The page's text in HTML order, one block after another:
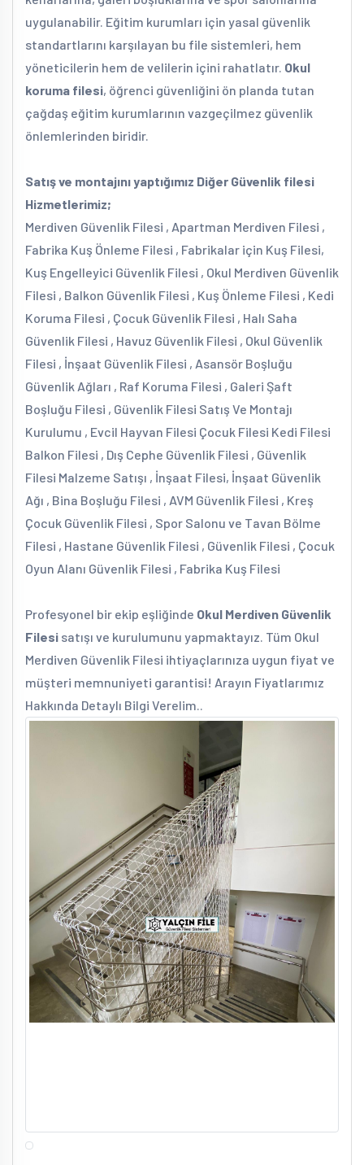
uygulanabilir. Eğitim kurumları için yasal güvenlik
standartlarını karşılayan bu file sistemleri, hem
yöneticilerin hem de velilerin içini rahatlatır. Okul
koruma filesi, öğrenci güvenliğini ön planda tutan
çağdaş eğitim kurumlarının vazgeçilmez güvenlik
önlemlerinden biridir.
Satış ve montajını yaptığımız Diğer Güvenlik filesi
Hizmetlerimiz;
Merdiven Güvenlik Filesi , Apartman Merdiven Filesi ,
Fabrika Kuş Önleme Filesi , Fabrikalar için Kuş Filesi,
Kuş Engelleyici Güvenlik Filesi , Okul Merdiven Güvenlik
Filesi , Balkon Güvenlik Filesi , Kuş Önleme Filesi , Kedi
Koruma Filesi , Çocuk Güvenlik Filesi , Halı Saha
Güvenlik Filesi , Havuz Güvenlik Filesi , Okul Güvenlik
Filesi , İnşaat Güvenlik Filesi , Asansör Boşluğu
Güvenlik Ağları , Raf Koruma Filesi , Galeri Şaft
Boşluğu Filesi , Güvenlik Filesi Satış Ve Montajı
Kurulumu , Evcil Hayvan Filesi Çocuk Filesi Kedi Filesi
Balkon Filesi , Dış Cephe Güvenlik Filesi , Güvenlik
Filesi Malzeme Satışı , İnşaat Filesi, İnşaat Güvenlik
Ağı , Bina Boşluğu Filesi , AVM Güvenlik Filesi , Kreş
Çocuk Güvenlik Filesi , Spor Salonu ve Tavan Bölme
Filesi , Hastane Güvenlik Filesi , Güvenlik Filesi , Çocuk
Oyun Alanı Güvenlik Filesi , Fabrika Kuş Filesi
Profesyonel bir ekip eşliğinde Okul Merdiven Güvenlik
Filesi satışı ve kurulumunu yapmaktayız. Tüm Okul
Merdiven Güvenlik Filesi ihtiyaçlarınıza uygun fiyat ve
müşteri memnuniyeti garantisi! Arayın Fiyatlarımız
Hakkında Detaylı Bilgi Verelim..